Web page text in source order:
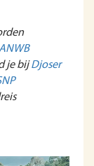
je bijDjoser